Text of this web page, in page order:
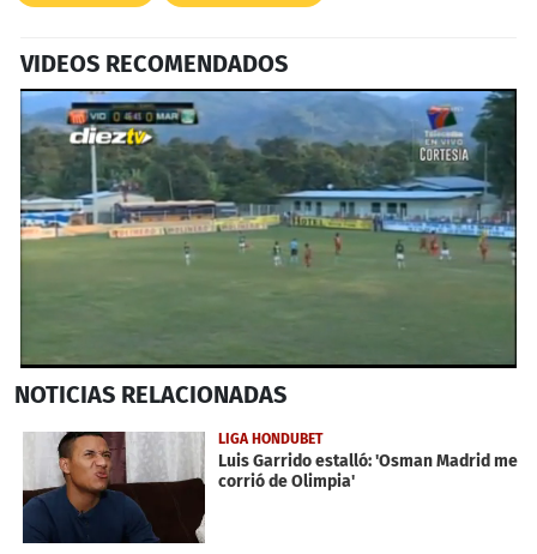
VIDEOS RECOMENDADOS
seconds
40
seconds
NOTICIAS RELACIONADAS
LIGA HONDUBET
Luis Garrido estalló: 'Osman Madrid me
corrió de Olimpia'